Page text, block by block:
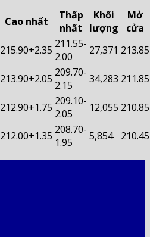
Cao nhất
Thấp
nhất
Khối
lượng
Mở
cửa
215.90+2.35 211.55-
2.00
27,371 213.85
213.90+2.05 209.70-
2.15
34,283 211.85
212.90+1.75 209.10-
2.05
12,055 210.85
212.00+1.35 208.70-
1.95
5,854 210.45